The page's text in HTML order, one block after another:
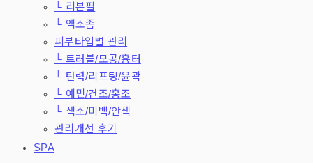
└ 리본필
└ 엑소좀
피부타입별 관리
└ 트러블/모공/흉터
└ 탄력/리프팅/윤곽
└ 예민/건조/홍조
└ 색소/미백/안색
관리개선 후기
SPA